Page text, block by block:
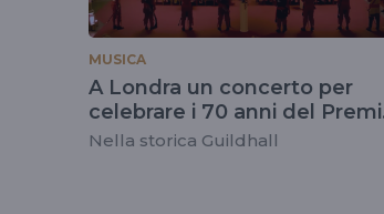
MUSICA
A Londra un concerto per
celebrare i 70 anni del
Paganini
Nella storica Guildhall